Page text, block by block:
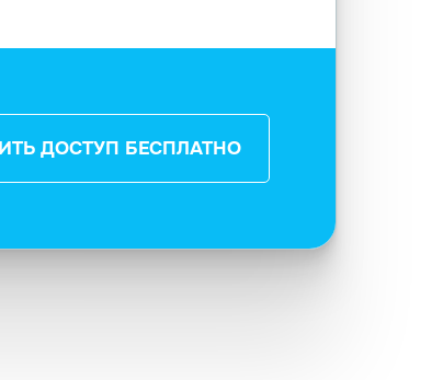
ДОСТУП БЕСПЛАТНО